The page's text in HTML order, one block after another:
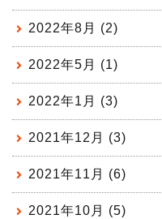
2022年8月 (2)
2022年5月 (1)
2022年1月 (3)
2021年12月 (3)
2021年11月 (6)
2021年10月 (5)